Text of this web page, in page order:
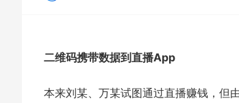
二维码携带数据到直播App
本来刘某、万某试图通过直播赚钱，但